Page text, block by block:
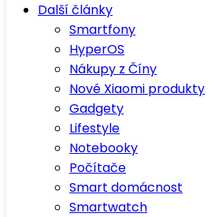
Další články
Smartfony
HyperOS
Nákupy z Číny
Nové Xiaomi produkty
Gadgety
Lifestyle
Notebooky
Počítače
Smart domácnost
Smartwatch